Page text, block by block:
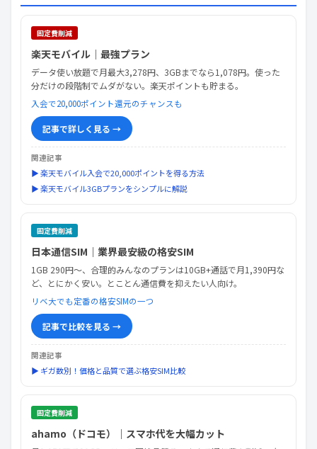
固定費削減
楽天モバイル｜最強プラン
データ使い放題で月最大3,278円、3GBまでなら1,078円。使った
分だけの段階制でムダがない。楽天ポイントも貯まる。
入会で20,000ポイント還元のチャンスも
記事で詳しく見る →
関連記事
▶ 楽天モバイル入会で20,000ポイントを得る方法
▶ 楽天モバイル3GBプランをシンプルに解説
固定費削減
日本通信SIM｜業界最安級の格安SIM
1GB 290円〜、合理的みんなのプランは10GB+通話で月1,390円な
ど、とにかく安い。とことん通信費を抑えたい人向け。
リベ大でも定番の格安SIMの一つ
記事で比較を見る →
関連記事
▶ ギガ数別！価格と品質で選ぶ格安SIM比較
固定費削減
ahamo（ドコモ）｜スマホ代を大幅カット